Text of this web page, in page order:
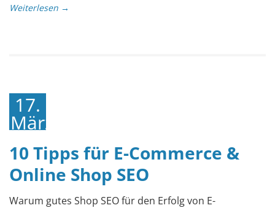
Weiterlesen →
17.
März
2018
10 Tipps für E-Commerce &
Online Shop SEO
Warum gutes Shop SEO für den Erfolg von E-